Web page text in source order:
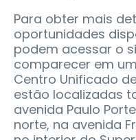
Para obter mais
oportunidades
podem acessar o
comparecer em
Centro Unificado
estão localizadas
avenida Paulo
norte, na avenida